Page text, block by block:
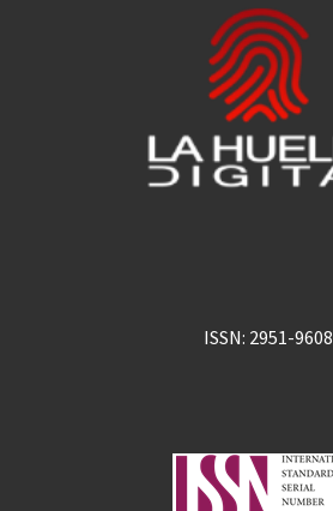
ISSN: 2951-9608